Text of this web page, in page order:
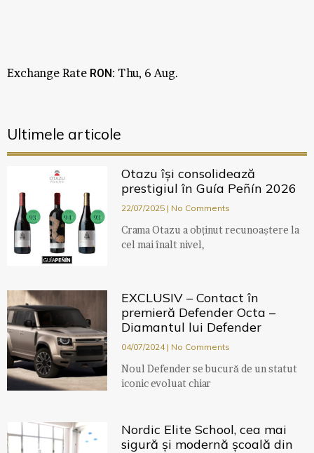
Exchange Rate RON: Thu, 6 Aug.
Ultimele articole
Otazu își consolidează
prestigiul în Guía Peñín 2026
22/07/2025 No Comments
Crama Otazu a obținut recunoaștere la
cel mai înalt nivel,
EXCLUSIV – Contact în
premieră Defender Octa –
Diamantul lui Defender
04/07/2024 No Comments
Noul Defender se bucură de un statut
iconic evoluat chiar
Nordic Elite School, cea mai
sigură și modernă școală din